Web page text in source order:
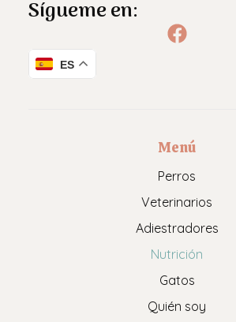
Sígueme en:
ES
Menú
Perros
Veterinarios
Adiestradores
Nutrición
Gatos
Quién soy